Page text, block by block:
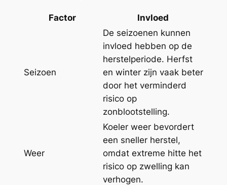
Factor Invloed
Seizoen
De seizoenen kunnen
invloed hebben op de
herstelperiode. Herfst
en winter zijn vaak beter
door het verminderd
risico op
zonblootstelling.
Weer
Koeler weer bevordert
een sneller herstel,
omdat extreme hitte het
risico op zwelling kan
verhogen.